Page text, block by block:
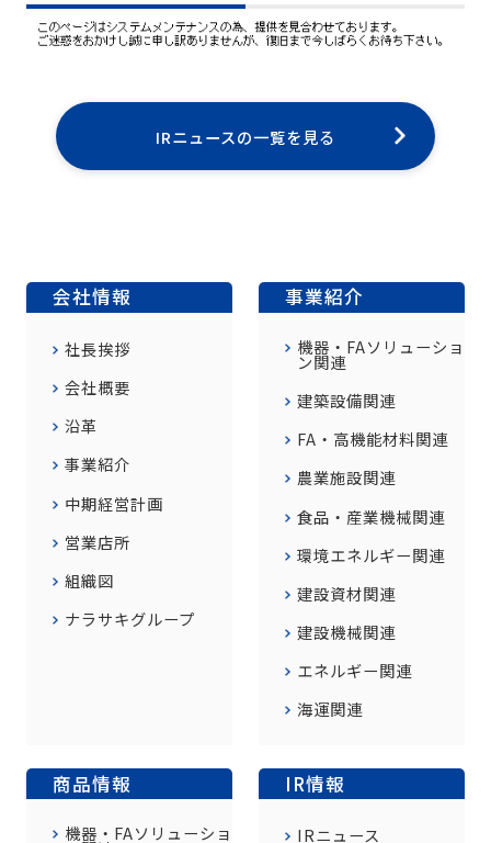
IRニュースの一覧を見る
会社情報
社長挨拶
会社概要
沿革
事業紹介
中期経営計画
営業店所
組織図
ナラサキグループ
事業紹介
機器・FAソリューショ
ン関連
建築設備関連
FA・高機能材料関連
農業施設関連
食品・産業機械関連
環境エネルギー関連
建設資材関連
建設機械関連
エネルギー関連
海運関連
商品情報
機器・FAソリューショ
IR情報
IRニュース